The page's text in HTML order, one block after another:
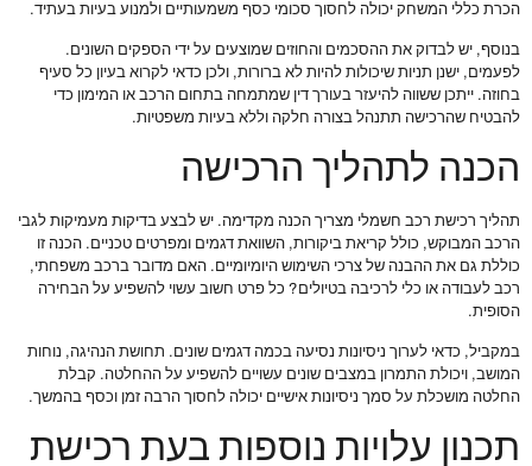
הכרת כללי המשחק יכולה לחסוך סכומי כסף משמעותיים ולמנוע בעיות בעתיד.
בנוסף, יש לבדוק את ההסכמים והחוזים שמוצעים על ידי הספקים השונים.
לפעמים, ישנן תניות שיכולות להיות לא ברורות, ולכן כדאי לקרוא בעיון כל סעיף
בחוזה. ייתכן ששווה להיעזר בעורך דין שמתמחה בתחום הרכב או המימון כדי
להבטיח שהרכישה תתנהל בצורה חלקה וללא בעיות משפטיות.
הכנה לתהליך הרכישה
תהליך רכישת רכב חשמלי מצריך הכנה מקדימה. יש לבצע בדיקות מעמיקות לגבי
הרכב המבוקש, כולל קריאת ביקורות, השוואת דגמים ומפרטים טכניים. הכנה זו
כוללת גם את ההבנה של צרכי השימוש היומיומיים. האם מדובר ברכב משפחתי,
רכב לעבודה או כלי לרכיבה בטיולים? כל פרט חשוב עשוי להשפיע על הבחירה
הסופית.
במקביל, כדאי לערוך ניסיונות נסיעה בכמה דגמים שונים. תחושת הנהיגה, נוחות
המושב, ויכולת התמרון במצבים שונים עשויים להשפיע על ההחלטה. קבלת
החלטה מושכלת על סמך ניסיונות אישיים יכולה לחסוך הרבה זמן וכסף בהמשך.
תכנון עלויות נוספות בעת רכישת